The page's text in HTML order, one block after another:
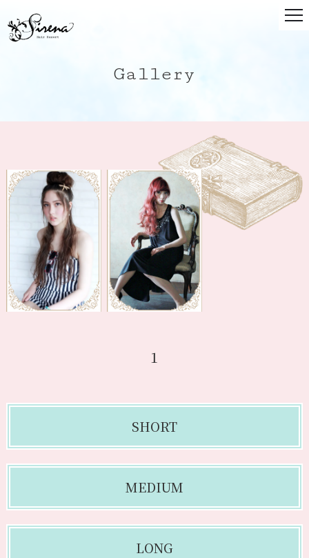
Gallery
1
SHORT
MEDIUM
LONG